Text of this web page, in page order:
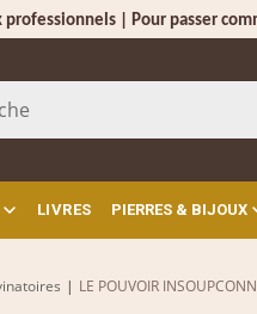
professionnels | Pour passer
LIVRES PIERRES & BIJOUX
| LE POUVOIR